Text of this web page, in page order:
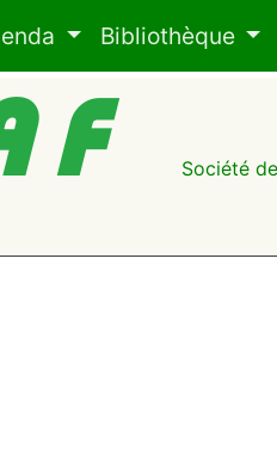
Bibliothèque
Société